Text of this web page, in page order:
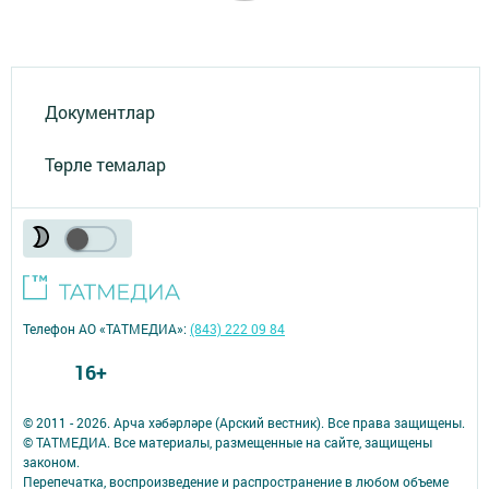
Документлар
Төрле темалар
© 2011 - 2026. Арча хәбәрләре (Арский вестник). Все права защищены.
© ТАТМЕДИА. Все материалы, размещенные на сайте, защищены
законом.
Перепечатка, воспроизведение и распространение в любом объеме
Телефон АО «ТАТМЕДИА»:(843) 222 09 84
16+